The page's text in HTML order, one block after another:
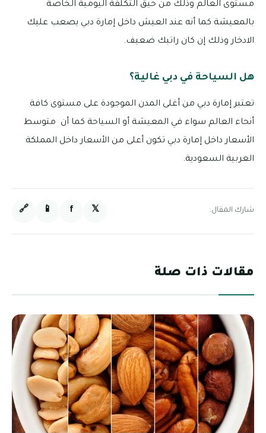
مستوى العالم وذلك من حيق التكلفة اليومية الخاصة
بالمعيشة كما أنه عند العيش داخل إمارة دبي يصعب عليك
الادخار وذلك إن كان راتبك ضعيف.
هل السياحة في دبي غالية؟
تعتبر إمارة دبي من أغلى المدن الموجودة على مستوى كافة
أنحاء العالم سواء في المعيشة أو السياحة كما أن متوسط
الأسعار داخل إمارة دبي تكون أعلى من الأسعار داخل المملكة
العربية السعودية.
شارك المقال: 𝕏
f
📱
🔗
مقالات ذات صلة